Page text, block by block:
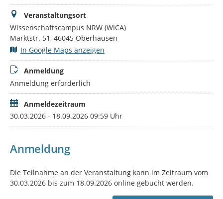
Veranstaltungsort
Wissenschaftscampus NRW (WICA)
Marktstr. 51, 46045 Oberhausen
In Google Maps anzeigen
Anmeldung
Anmeldung erforderlich
Anmeldezeitraum
30.03.2026 - 18.09.2026 09:59 Uhr
Anmeldung
Die Teilnahme an der Veranstaltung kann im Zeitraum vom
30.03.2026 bis zum 18.09.2026 online gebucht werden.